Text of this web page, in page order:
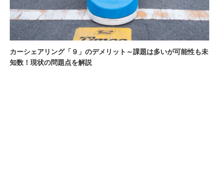
カーシェアリング「９」のデメリット～課題は多いが可能性も未
知数！現状の問題点を解説